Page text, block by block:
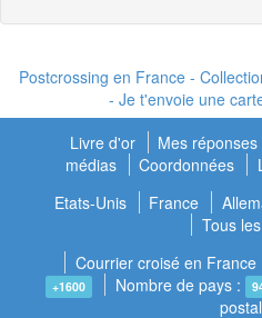
Postcrossing en France -
- Je t'envoie une
Livre d'or
Mes
médias
Coordonnées
Etats-Unis
France
Tous
Courrier croisé en France
+1600 Nombre de pays :